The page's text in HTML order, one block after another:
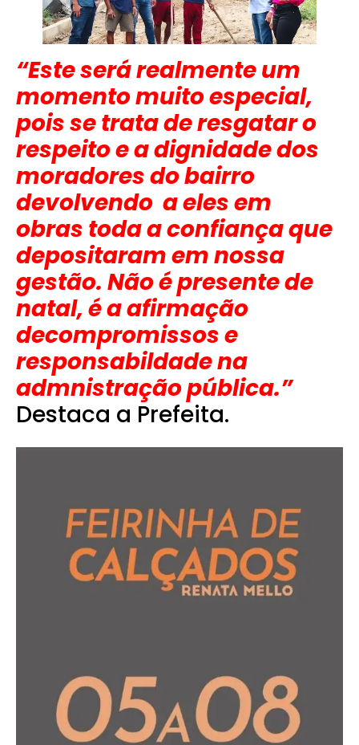
“Este será realmente um
momento muito especial,
pois se trata de resgatar o
respeito e a dignidade dos
moradores do bairro
devolvendo a eles em
obras toda a confiança que
depositaram em nossa
gestão. Não é presente de
natal, é a afirmação
decompromissos e
responsabildade na
admnistração pública.”
Destaca a Prefeita.